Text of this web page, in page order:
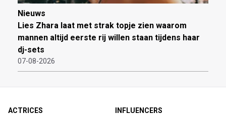
Nieuws
Lies Zhara laat met strak topje zien waarom
mannen altijd eerste rij willen staan tijdens haar
dj-sets
07-08-2026
ACTRICES
INFLUENCERS